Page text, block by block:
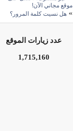
موقع مجاني الآن!
» هل نسيت كلمة المرور؟
عدد زيارات الموقع
1,715,160